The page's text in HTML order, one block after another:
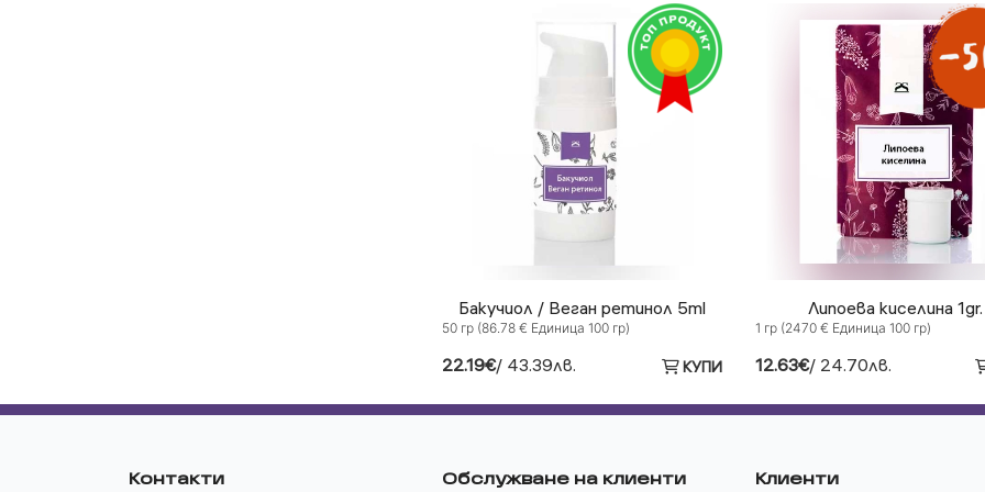
Бакучиол / Веган ретинол 5ml
50 гр (86.78 € Единица 100 гр)
22.19€/ 43.39лв. КУПИ
Липоева киселина 1gr.
1 гр (2470 € Единица 100 гр)
12.63€/ 24.70лв.
Контакти Обслужване на клиенти Клиенти